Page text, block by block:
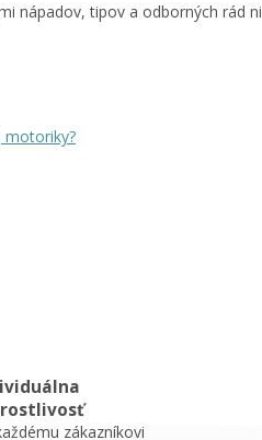
nápadov, tipov a odborných rád
motoriky?
zákazníkovi